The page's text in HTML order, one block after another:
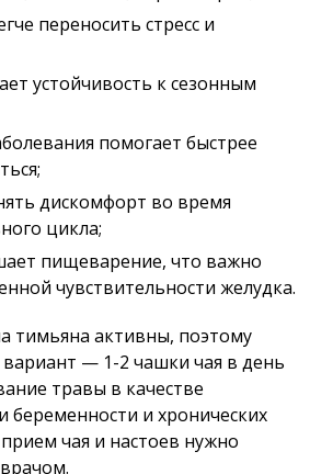
переносить стресс и
устойчивость к сезонным
помогает быстрее
дискомфорт во время
цикла;
пищеварение, что важно
чувствительности желудка.
тимьяна активны, поэтому
— 1-2 чашки чая в день
травы в качестве
беременности и хронических
чая и настоев нужно